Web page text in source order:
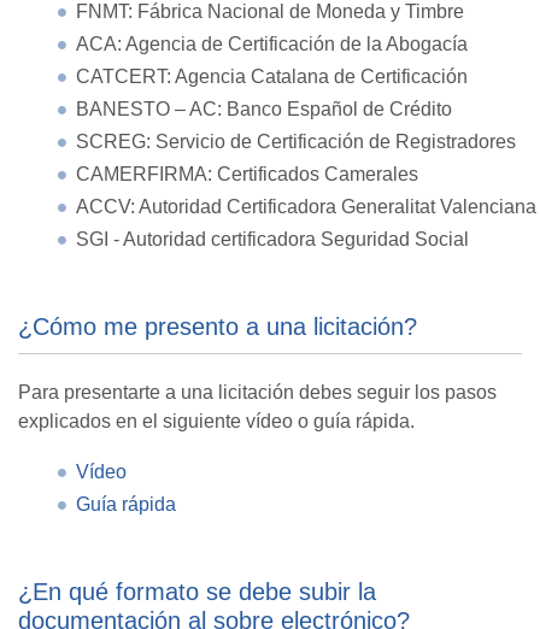
FNMT: Fábrica Nacional de Moneda y Timbre
ACA: Agencia de Certificación de la Abogacía
CATCERT: Agencia Catalana de Certificación
BANESTO – AC: Banco Español de Crédito
SCREG: Servicio de Certificación de Registradores
CAMERFIRMA: Certificados Camerales
ACCV: Autoridad Certificadora Generalitat Valenciana
SGI - Autoridad certificadora Seguridad Social
¿Cómo me presento a una licitación?
Para presentarte a una licitación debes seguir los pasos
explicados en el siguiente vídeo o guía rápida.
Vídeo
Guía rápida
¿En qué formato se debe subir la
documentación al sobre electrónico?